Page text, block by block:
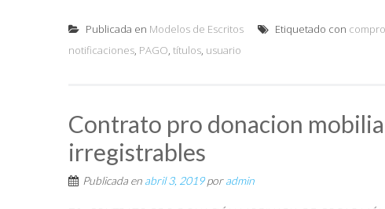
Publicada en Modelos de Escritos Etiquetado con
notificaciones, PAGO, títulos, usuario
Contrato pro donacion
irregistrables
Publicada en abril 3, 2019poradmin